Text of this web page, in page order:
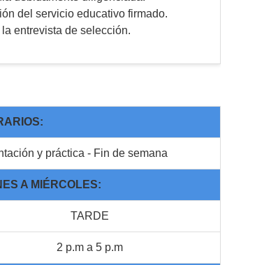
del servicio educativo firmado.
entrevista de selección.
y práctica - Fin de semana
A MIÉRCOLES:
TARDE
2 p.m a 5 p.m